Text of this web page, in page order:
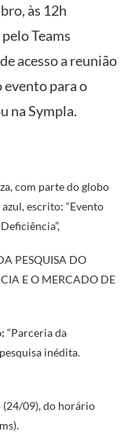
às 12h
Teams
acesso a reunião
evento para o
na Sympla.
com parte do globo
escrito: “Evento
PESQUISA DO
E O MERCADO DE
“Parceria da
inédita.
(24/09), do horário